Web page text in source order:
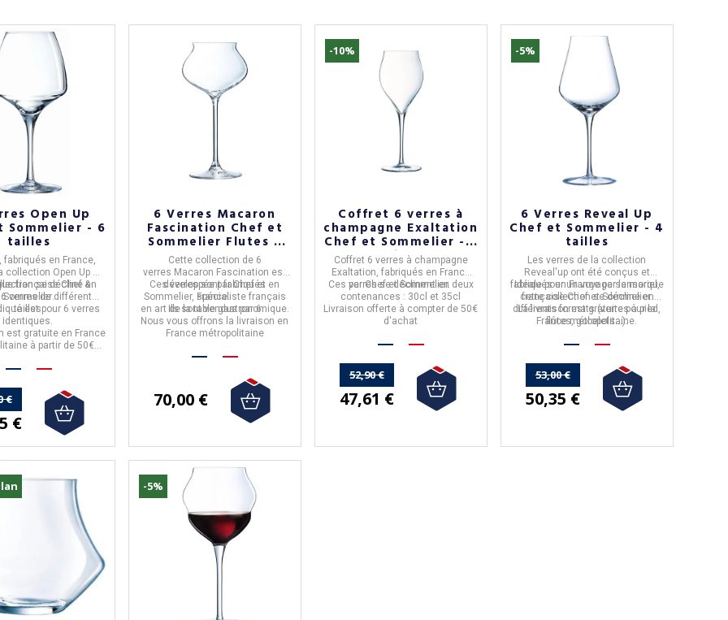
Open Up
Sommelier - 6
tailles
fabriqués en France,
collection Open Up de
françaiseChef &
Sommelier.
se décline en
verres de différentes
tailles.
est pour 6 verres
identiques.
est gratuite en France
à partir de 50€
€
€
6 Verres Macaron
Fascination Chef et
Sommelier Flutes à
champagne
Cette collection de 6
verres Macaron Fascination est
développée par Chef et
Sommelier, spécialiste français
en art de la table gastronomique.
Ces verres sont fabriqués en
France.
Ils sont vendus par 6
Nous vous offrons la livraison en
France métropolitaine
70,00 €
-10%
Coffret 6 verres à
champagne Exaltation
Chef et Sommelier - 2
tailles
Coffret 6 verres à champagne
Exaltation, fabriqués en France
parChef et Sommelier.
Ces verres se déclinent en deux
contenances : 30cl et 35cl
Livraison offerte à compter de 50€
d'achat
52,90 €
47,61 €
-5%
6 Verres Reveal Up
Chef et Sommelier - 4
tailles
Lesverres de la collection
Reveal'upont été conçus et
fabriqués enFrancepar la marque
françaiseChef et Sommelier.
Idéale pour un voyage sensoriel,
cette collection se décline en
différents formats (verres à pied,
flûtes, gobelets...).
La livraison estgratuitepour la
France métropolitaine.
53,00 €
50,35 €
-5%